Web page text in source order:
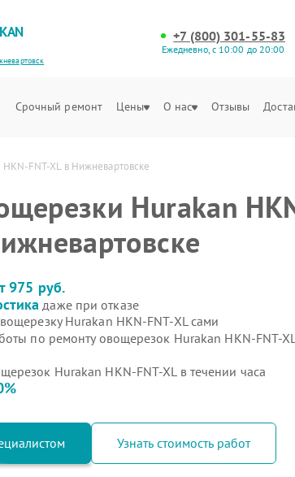
+7 (800) 301-55-83
Ежедневно, с 10:00 до 20:00
Срочный ремонт Цены О нас Отзывы
FNT-XL в Нижневартовске
Hurakan
975 руб.
даже при отказе
Hurakan HKN-FNT-XL сами
по ремонту овощерезок Hurakan HKN-FNT-
Hurakan HKN-FNT-XL в течении часа
Узнать стоимость работ